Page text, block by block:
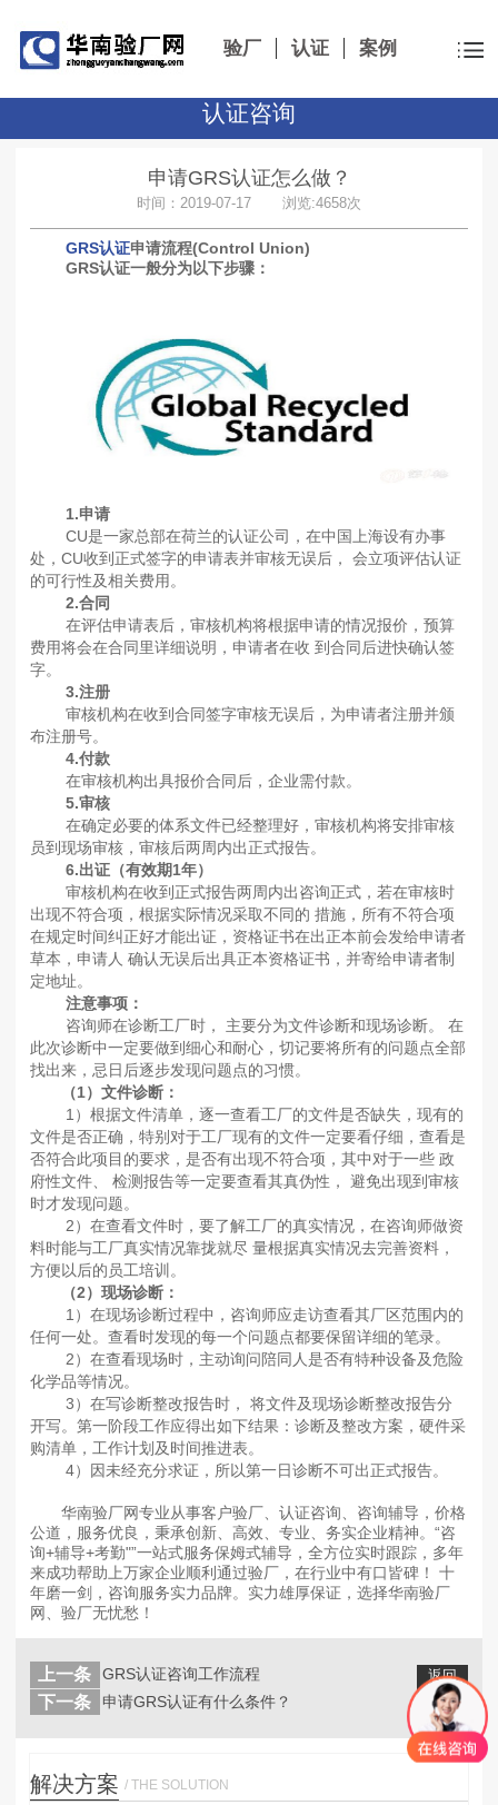
验厂 认证 案例
认证咨询
申请GRS认证怎么做？
时间：2019-07-17 浏览:4658次
GRS认证申请流程(Control Union)
GRS认证一般分为以下步骤：
1.申请
CU是一家总部在荷兰的认证公司，在中国上海设有办事
处，CU收到正式签字的申请表并审核无误后， 会立项评估认证
的可行性及相关费用。
2.合同
在评估申请表后，审核机构将根据申请的情况报价，预算
费用将会在合同里详细说明，申请者在收 到合同后进快确认签
字。
3.注册
审核机构在收到合同签字审核无误后，为申请者注册并颁
布注册号。
4.付款
在审核机构出具报价合同后，企业需付款。
5.审核
在确定必要的体系文件已经整理好，审核机构将安排审核
员到现场审核，审核后两周内出正式报告。
6.出证（有效期1年）
审核机构在收到正式报告两周内出咨询正式，若在审核时
出现不符合项，根据实际情况采取不同的 措施，所有不符合项
在规定时间纠正好才能出证，资格证书在出正本前会发给申请者
草本，申请人 确认无误后出具正本资格证书，并寄给申请者制
定地址。
注意事项：
咨询师在诊断工厂时， 主要分为文件诊断和现场诊断。 在
此次诊断中一定要做到细心和耐心，切记要将所有的问题点全部
找出来，忌日后逐步发现问题点的习惯。
（1）文件诊断：
1）根据文件清单，逐一查看工厂的文件是否缺失，现有的
文件是否正确，特别对于工厂现有的文件一定要看仔细，查看是
否符合此项目的要求，是否有出现不符合项，其中对于一些 政
府性文件、 检测报告等一定要查看其真伪性， 避免出现到审核
时才发现问题。
2）在查看文件时，要了解工厂的真实情况，在咨询师做资
料时能与工厂真实情况靠拢就尽 量根据真实情况去完善资料，
方便以后的员工培训。
（2）现场诊断：
1）在现场诊断过程中，咨询师应走访查看其厂区范围内的
任何一处。查看时发现的每一个问题点都要保留详细的笔录。
2）在查看现场时，主动询问陪同人是否有特种设备及危险
化学品等情况。
3）在写诊断整改报告时， 将文件及现场诊断整改报告分
开写。第一阶段工作应得出如下结果：诊断及整改方案，硬件采
购清单，工作计划及时间推进表。
4）因未经充分求证，所以第一日诊断不可出正式报告。
华南验厂网专业从事客户验厂、认证咨询、咨询辅导，价格
公道，服务优良，秉承创新、高效、专业、务实企业精神。“咨
询+辅导+考勤"”一站式服务保姆式辅导，全方位实时跟踪，多年
来成功帮助上万家企业顺利通过验厂，在行业中有口皆碑！ 十
年磨一剑，咨询服务实力品牌。实力雄厚保证，选择华南验厂
网、验厂无忧愁！
返回
列表
上一条 GRS认证咨询工作流程
下一条 申请GRS认证有什么条件？
解决方案 / THE SOLUTION